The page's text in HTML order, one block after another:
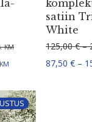
125,00 €
KM
87,50 €
satiin
White
125,00€ –
87,50 € –